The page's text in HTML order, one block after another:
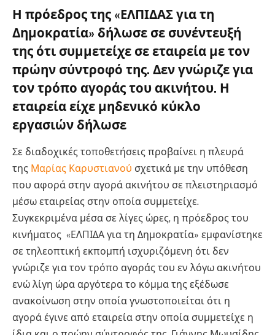
Η πρόεδρος της «ΕΛΠΙΔΑΣ για τη
Δημοκρατία» δήλωσε σε συνέντευξή
της ότι συμμετείχε σε εταιρεία με τον
πρώην σύντροφό της. Δεν γνώριζε για
τον τρόπο αγοράς του ακινήτου. Η
εταιρεία είχε μηδενικό κύκλο
εργασιών δήλωσε
Σε διαδοχικές τοποθετήσεις προβαίνει η πλευρά
της Μαρίας Καρυστιανού σχετικά με την υπόθεση
που αφορά στην αγορά ακινήτου σε πλειστηριασμό
μέσω εταιρείας στην οποία συμμετείχε.
Συγκεκριμένα μέσα σε λίγες ώρες, η πρόεδρος του
κινήματος «ΕΛΠΙΔΑ για τη Δημοκρατία» εμφανίστηκε
σε τηλεοπτική εκπομπή ισχυριζόμενη ότι δεν
γνώριζε για τον τρόπο αγοράς του εν λόγω ακινήτου
ενώ λίγη ώρα αργότερα το κόμμα της εξέδωσε
ανακοίνωση στην οποία γνωστοποιείται ότι η
αγορά έγινε από εταιρεία στην οποία συμμετείχε η